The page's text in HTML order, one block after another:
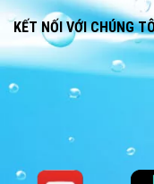
KẾT NỐI VỚI CHÚNG